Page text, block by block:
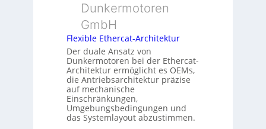
e
w
a
c
h
u
n
g
s
s
u
n
g
u
n
e
t
y
p
s
o
r
g
t
Dunkermotoren
GmbH
Flexible Ethercat-Architektur
Der duale Ansatz von
Dunkermotoren bei der Ethercat-
Architektur ermöglicht es OEMs,
die Antriebsarchitektur präzise
auf mechanische
Einschränkungen,
Umgebungsbedingungen und
das Systemlayout abzustimmen.